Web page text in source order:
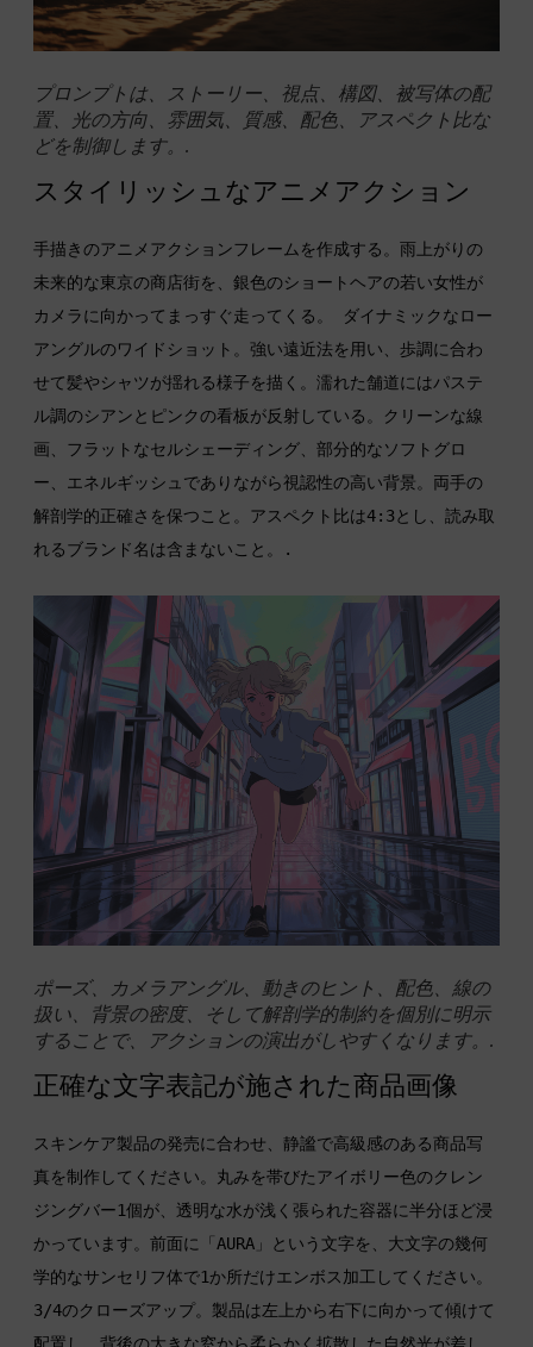
プロンプトは、ストーリー、視点、構図、被写体の配
置、光の方向、雰囲気、質感、配色、アスペクト比な
どを制御します。.
スタイリッシュなアニメアクション
手描きのアニメアクションフレームを作成する。雨上がりの
未来的な東京の商店街を、銀色のショートヘアの若い女性が
カメラに向かってまっすぐ走ってくる。 ダイナミックなロー
アングルのワイドショット。強い遠近法を用い、歩調に合わ
せて髪やシャツが揺れる様子を描く。濡れた舗道にはパステ
ル調のシアンとピンクの看板が反射している。クリーンな線
画、フラットなセルシェーディング、部分的なソフトグロ
ー、エネルギッシュでありながら視認性の高い背景。両手の
解剖学的正確さを保つこと。アスペクト比は4:3とし、読み取
れるブランド名は含まないこと。.
ポーズ、カメラアングル、動きのヒント、配色、線の
扱い、背景の密度、そして解剖学的制約を個別に明示
することで、アクションの演出がしやすくなります。.
正確な文字表記が施された商品画像
スキンケア製品の発売に合わせ、静謐で高級感のある商品写
真を制作してください。丸みを帯びたアイボリー色のクレン
ジングバー1個が、透明な水が浅く張られた容器に半分ほど浸
かっています。前面に「AURA」という文字を、大文字の幾何
学的なサンセリフ体で1か所だけエンボス加工してください。
3/4のクローズアップ。製品は左上から右下に向かって傾けて
配置し、背後の大きな窓から柔らかく拡散した自然光が差し